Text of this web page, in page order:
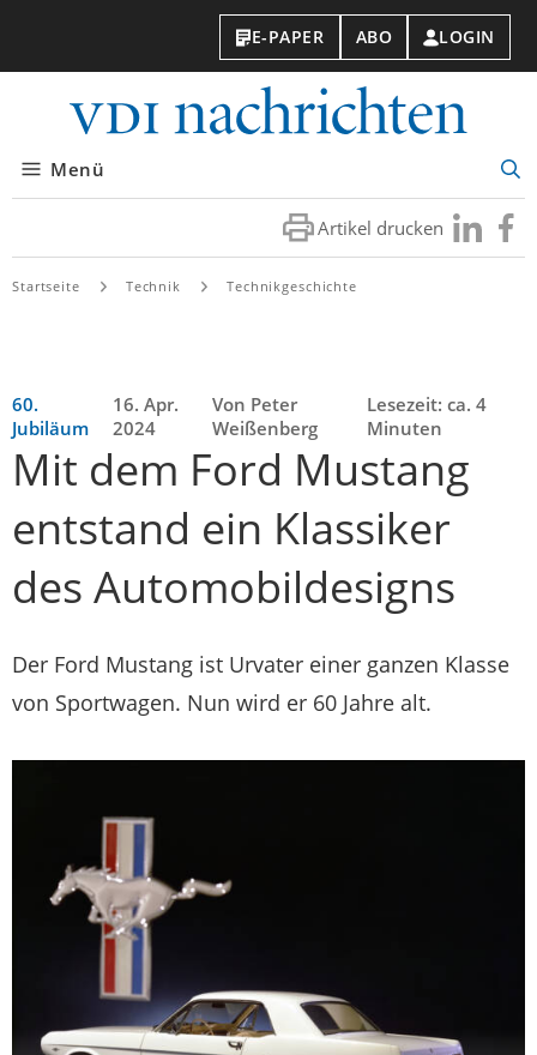
E-PAPER ABO LOGIN
Menü
Artikel drucken Besuchen
Sie
Sie
Startseite Technik Technikgeschichte
60.
Jubiläum
16. Apr.
2024
Von Peter
Weißenberg
Lesezeit: ca. 4
Minuten
Mit dem Ford Mustang
entstand ein Klassiker
des Automobildesigns
Der Ford Mustang ist Urvater einer ganzen Klasse
von Sportwagen. Nun wird er 60 Jahre alt.